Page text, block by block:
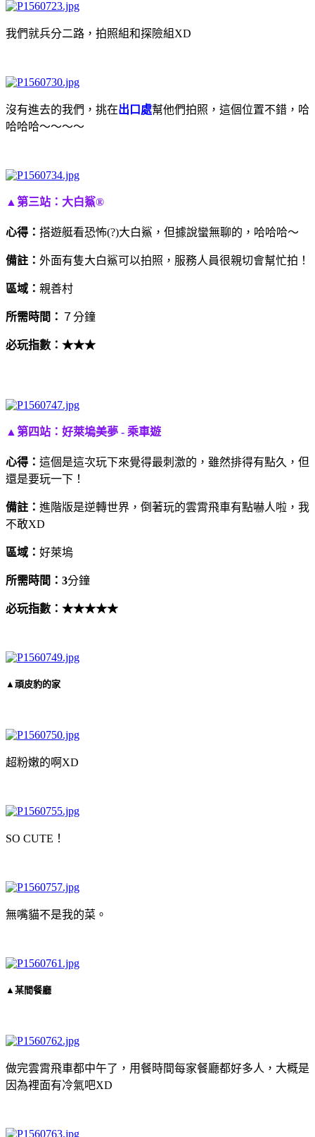
我們就兵分二路，拍照組和探險組XD
沒有進去的我們，挑在出口處幫他們拍照，這個位置不錯，哈
哈哈哈～～～～
▲第三站：大白鯊®
心得： 搭遊艇看恐怖(?)大白鯊，但據說蠻無聊的，哈哈哈～
備註： 外面有隻大白鯊可以拍照，服務人員很親切會幫忙拍！
區域： 親善村
所需時間： ７分鐘
必玩指數： ★★★
▲第四站：好萊塢美夢 - 乘車遊
心得： 這個是這次玩下來覺得最刺激的，雖然排得有點久，但
還是要玩一下！
備註： 進階版是逆轉世界，倒著玩的雲霄飛車有點嚇人啦，我
不敢XD
區域： 好萊塢
所需時間：3分鐘
必玩指數： ★★★★★
▲頑皮豹的家
超粉嫩的啊XD
SO CUTE！
無嘴貓不是我的菜。
▲某間餐廳
做完雲霄飛車都中午了，用餐時間每家餐廳都好多人，大概是
因為裡面有冷氣吧XD